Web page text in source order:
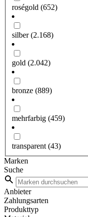
roségold (652)
silber(2.168)
gold (2.042)
bronze (889)
mehrfarbig (459)
transparent (43)
Marken
Suche
Anbieter
Zahlungsarten
Produkttyp